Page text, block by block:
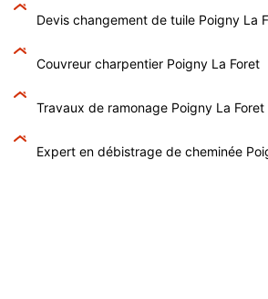
Devis changement de tuile Poigny La
Couvreur charpentier Poigny La Foret
Travaux de ramonage Poigny La Foret
Expert en débistrage de cheminée